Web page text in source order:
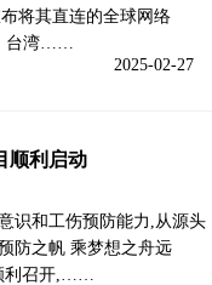
将其直连的全球网络
台湾……
2025-02-27
顺利启动
识和工伤预防能力,从源头
防之帆 乘梦想之舟远
利召开,……